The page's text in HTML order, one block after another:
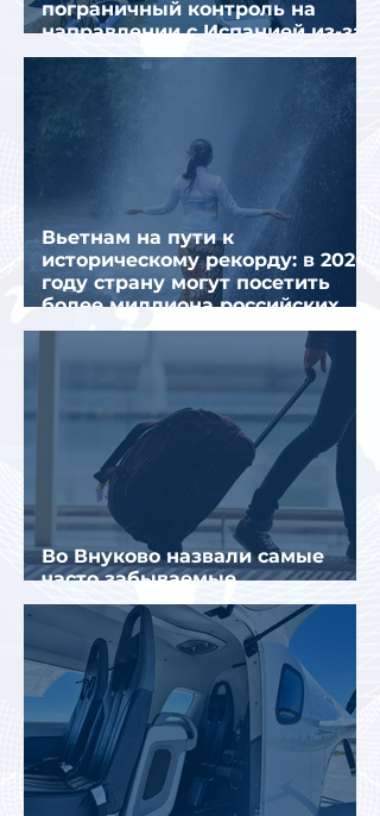
пограничный контроль на
направлении с Испанией из-за
миграционного кризиса
Вьетнам на пути к
историческому рекорду: в 2026
году страну могут посетить
более миллиона российских
туристов
Во Внуково назвали самые
часто забываемые
пассажирами вещи